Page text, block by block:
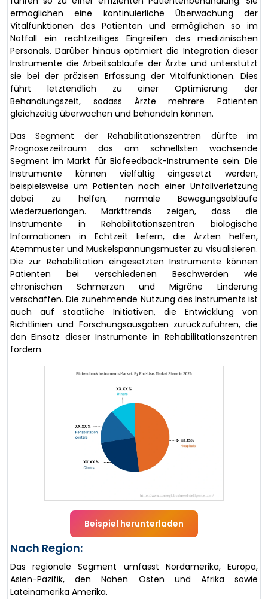
ermöglichen eine kontinuierliche Überwachung der
Vitalfunktionen des Patienten und ermöglichen so im
Notfall ein rechtzeitiges Eingreifen des medizinischen
Personals. Darüber hinaus optimiert die Integration dieser
Instrumente die Arbeitsabläufe der Ärzte und unterstützt
sie bei der präzisen Erfassung der Vitalfunktionen. Dies
führt letztendlich zu einer Optimierung der
Behandlungszeit, sodass Ärzte mehrere Patienten
gleichzeitig überwachen und behandeln können.
Das Segment der Rehabilitationszentren dürfte im
Prognosezeitraum das am schnellsten wachsende
Segment im Markt für Biofeedback-Instrumente sein. Die
Instrumente können vielfältig eingesetzt werden,
beispielsweise um Patienten nach einer Unfallverletzung
dabei zu helfen, normale Bewegungsabläufe
wiederzuerlangen. Markttrends zeigen, dass die
Instrumente in Rehabilitationszentren biologische
Informationen in Echtzeit liefern, die Ärzten helfen,
Atemmuster und Muskelspannungsmuster zu visualisieren.
Die zur Rehabilitation eingesetzten Instrumente können
Patienten bei verschiedenen Beschwerden wie
chronischen Schmerzen und Migräne Linderung
verschaffen. Die zunehmende Nutzung des Instruments ist
auch auf staatliche Initiativen, die Entwicklung von
Richtlinien und Forschungsausgaben zurückzuführen, die
den Einsatz dieser Instrumente in Rehabilitationszentren
fördern.
Beispiel herunterladen
Nach Region:
Das regionale Segment umfasst Nordamerika, Europa,
Asien-Pazifik, den Nahen Osten und Afrika sowie
Lateinamerika Amerika.